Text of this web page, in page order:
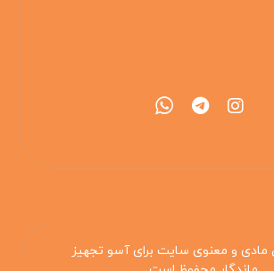
مادی و معنوی سایت برای آسو تجهیز